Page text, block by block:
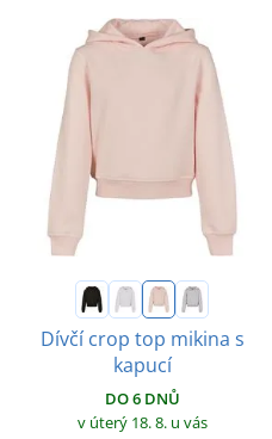
Dívčí crop top mikina s
kapucí
DO 6 DNŮ
v úterý 18. 8. u vás